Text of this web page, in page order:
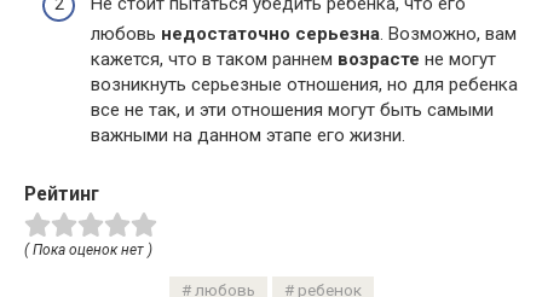
любовь недостаточно серьезна . Возможно, вам
кажется, что в таком раннем возрасте не могут
возникнуть серьезные отношения, но для ребенка
все не так, и эти отношения могут быть самыми
важными на данном этапе его жизни.
Рейтинг
( Пока оценок нет )
любовь ребенок